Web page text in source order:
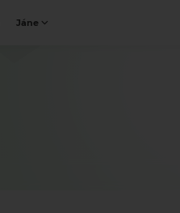
Jáne